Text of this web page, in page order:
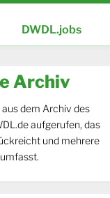
DWDL.jobs
Archiv
dem Archiv des
aufgerufen, das
und mehrere